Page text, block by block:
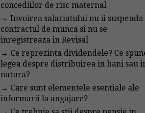
concediilor de risc maternal
→Invoirea salariatului nu ii suspenda
contractul de munca si nu se
inregistreaza in Revisal
→ Ce reprezinta dividendele? Ce
legea despre distribuirea in bani sau
natura?
→ Care sunt elementele esentiale ale
informarii la angajare?